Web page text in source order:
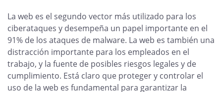
La web es el segundo vector más utilizado para los
ciberataques y desempeña un papel importante en el
91% de los ataques de malware. La web es también una
distracción importante para los empleados en el
trabajo, y la fuente de posibles riesgos legales y de
cumplimiento. Está claro que proteger y controlar el
uso de la web es fundamental para garantizar la